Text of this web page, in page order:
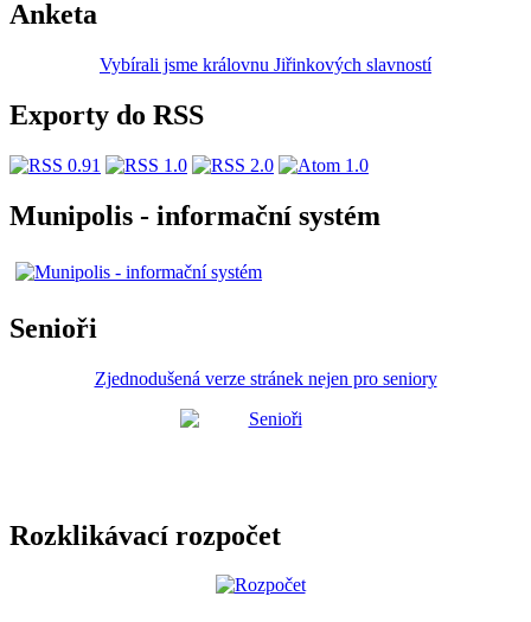
Anketa
Vybírali jsme královnu Jiřinkových slavností
Exporty do RSS
Munipolis - informační systém
Senioři
Zjednodušená verze stránek nejen pro seniory
Rozklikávací rozpočet